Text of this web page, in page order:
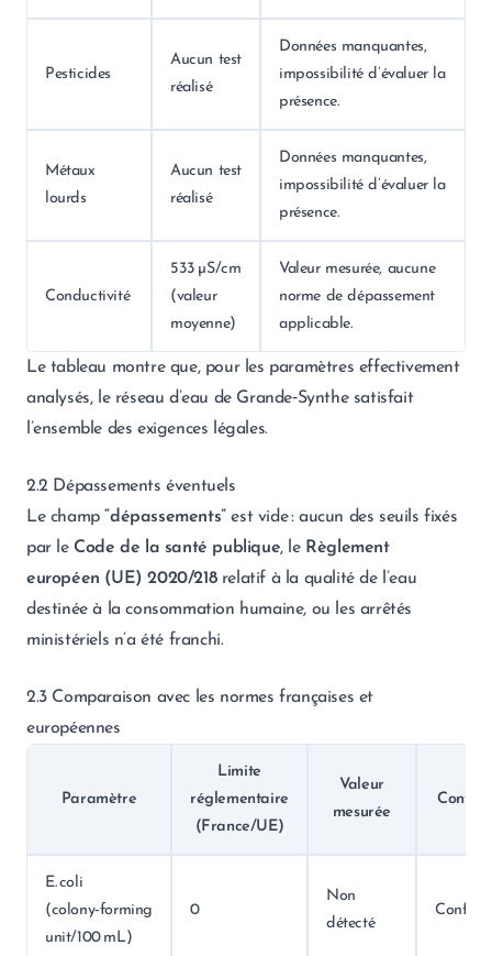
Pesticides
Aucun test
réalisé
Données manquantes,
impossibilité d’évaluer la
présence.
Métaux
lourds
Aucun test
réalisé
Données manquantes,
impossibilité d’évaluer la
présence.
Conductivité
533 µS/cm
(valeur
moyenne)
Valeur mesurée, aucune
norme de dépassement
applicable.
Le tableau montre que, pour les paramètres effectivement
analysés, le réseau d’eau de Grande‑Synthe satisfait
l’ensemble des exigences légales.
2.2 Dépassements éventuels
Le champ“dépassements” est vide : aucun des seuils fixés
par le Code de la santé publique, le Règlement
européen (UE) 2020/218relatif à la qualité de l’eau
destinée à la consommation humaine, ou les arrêtés
ministériels n’a été franchi.
2.3 Comparaison avec les normes françaises et
européennes
Paramètre
Limite
réglementaire
(France/UE)
Valeur
mesurée
E. coli
(colony‑forming
unit/100 mL)
0
Non
détecté